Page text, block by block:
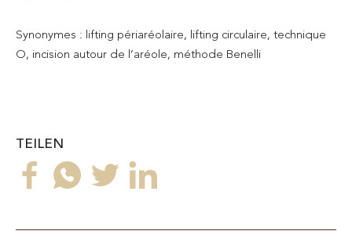
Synonymes : lifting périaréolaire, lifting circulaire, technique
O, incision autour de l’aréole, méthode Benelli
TEILEN